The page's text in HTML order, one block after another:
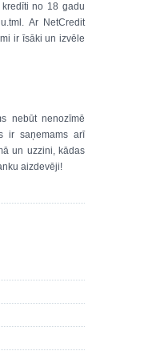
no 18 gadu
Ar NetCredit
ir īsāki un izvēle
nebūt nenozīmē
ir saņemams arī
un uzzini, kādas
aizdevēji!